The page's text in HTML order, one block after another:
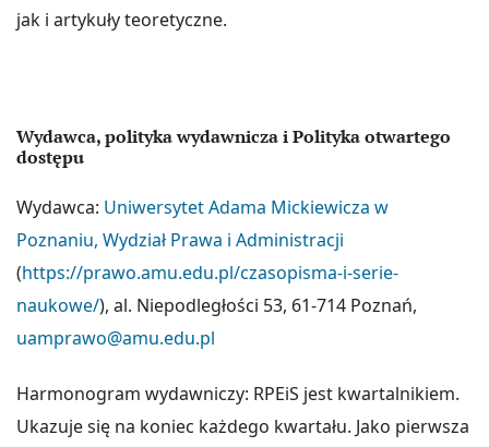
jak i artykuły teoretyczne.
Wydawca, polityka wydawnicza i Polityka otwartego
dostępu
Wydawca: Uniwersytet Adama Mickiewicza w
Poznaniu, Wydział Prawa i Administracji
(https://prawo.amu.edu.pl/czasopisma-i-serie-
naukowe/), al. Niepodległości 53, 61-714 Poznań,
uamprawo@amu.edu.pl
Harmonogram wydawniczy: RPEiS jest kwartalnikiem.
Ukazuje się na koniec każdego kwartału. Jako pierwsza